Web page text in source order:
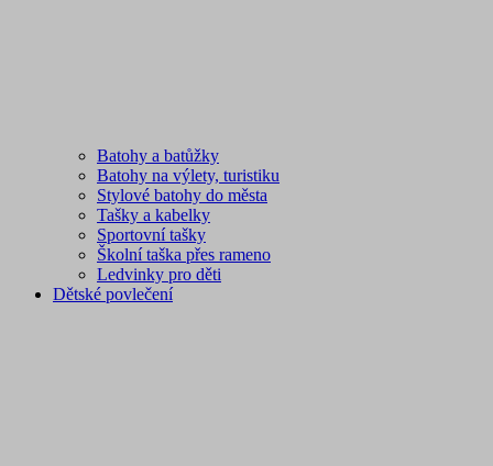
Batohy a batůžky
Batohy na výlety, turistiku
Stylové batohy do města
Tašky a kabelky
Sportovní tašky
Školní taška přes rameno
Ledvinky pro děti
Dětské povlečení